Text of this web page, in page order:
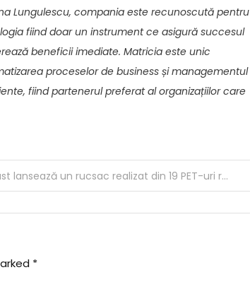
Lungulescu, compania este recunoscută pentru
fiind doar un instrument ce asigură succesul
beneficii imediate. Matricia este unic
proceselor de business și managementul
fiind partenerul preferat al organizațiilor care
Trust lansează un rucsac realizat din 19 PET-uri reciclate
*